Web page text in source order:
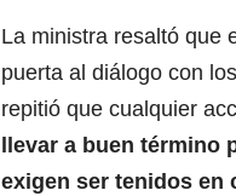
La ministra resaltó que
puerta al diálogo con
repitió que cualquier
llevar a buen
exigen ser tenidos en